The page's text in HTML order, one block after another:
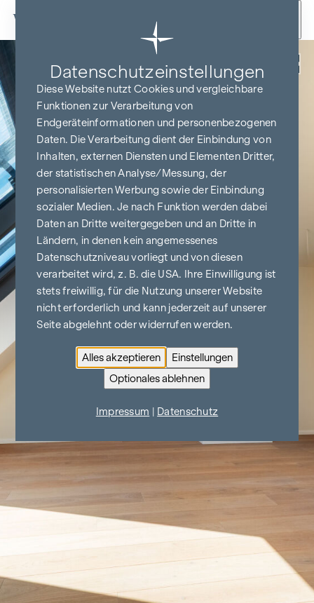
Zum Inhalt springen
Datenschutz­einstellungen
Diese Website nutzt Cookies und vergleichbare
Funktionen zur Verarbeitung von
Endgeräteinformationen und personenbezogenen
Daten. Die Verarbeitung dient der Einbindung von
Inhalten, externen Diensten und Elementen Dritter,
der statistischen Analyse/Messung, der
personalisierten Werbung sowie der Einbindung
sozialer Medien. Je nach Funktion werden dabei
Daten an Dritte weitergegeben und an Dritte in
Ländern, in denen kein angemessenes
Datenschutzniveau vorliegt und von diesen
verarbeitet wird, z. B. die USA. Ihre Einwilligung ist
stets freiwillig, für die Nutzung unserer Website
nicht erforderlich und kann jederzeit auf unserer
Seite abgelehnt oder widerrufen werden.
Alles akzeptieren
Einstellungen
Optionales ablehnen
Impressum Datenschutz